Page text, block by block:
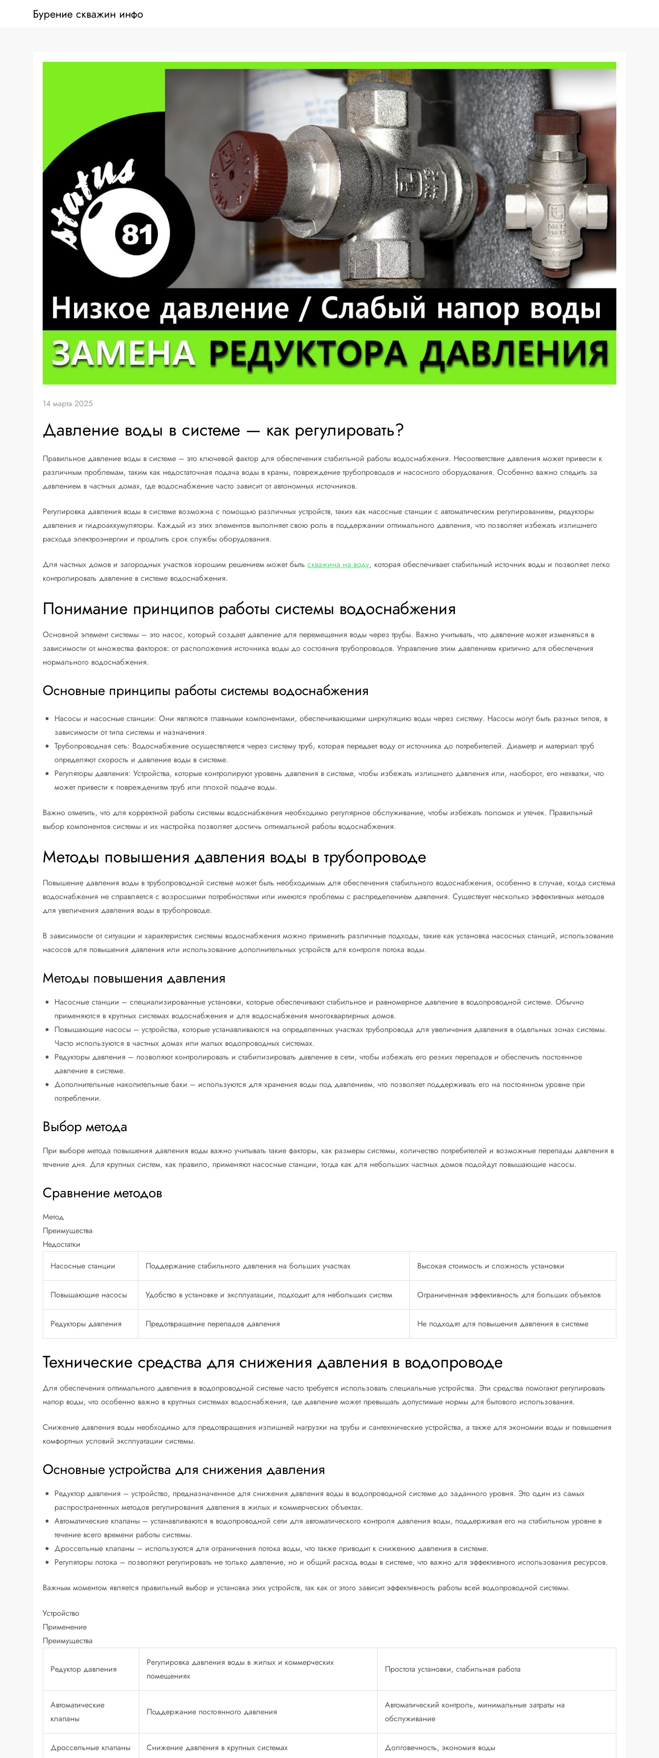
Бурение скважин инфо
14 марта 2025
Давление воды в системе — как регулировать?
Правильное давление воды в системе – это ключевой фактор для обеспечения стабильной работы водоснабжения. Несоответствие давления может привести к
различным проблемам, таким как недостаточная подача воды в краны, повреждение трубопроводов и насосного оборудования. Особенно важно следить за
давлением в частных домах, где водоснабжение часто зависит от автономных источников.
Регулировка давления воды в системе возможна с помощью различных устройств, таких как насосные станции с автоматическим регулированием, редукторы
давления и гидроаккумуляторы. Каждый из этих элементов выполняет свою роль в поддержании оптимального давления, что позволяет избежать излишнего
расхода электроэнергии и продлить срок службы оборудования.
Для частных домов и загородных участков хорошим решением может бытьскважина на воду, которая обеспечивает стабильный источник воды и позволяет легко
контролировать давление в системе водоснабжения.
Понимание принципов работы системы водоснабжения
Основной элемент системы – это насос, который создает давление для перемещения воды через трубы. Важно учитывать, что давление может изменяться в
зависимости от множества факторов: от расположения источника воды до состояния трубопроводов. Управление этим давлением критично для обеспечения
нормального водоснабжения.
Основные принципы работы системы водоснабжения
Насосы и насосные станции: Они являются главными компонентами, обеспечивающими циркуляцию воды через систему. Насосы могут быть разных типов, в
зависимости от типа системы и назначения.
Трубопроводная сеть: Водоснабжение осуществляется через систему труб, которая передает воду от источника до потребителей. Диаметр и материал труб
определяют скорость и давление воды в системе.
Регуляторы давления: Устройства, которые контролируют уровень давления в системе, чтобы избежать излишнего давления или, наоборот, его нехватки, что
может привести к повреждениям труб или плохой подаче воды.
Важно отметить, что для корректной работы системы водоснабжения необходимо регулярное обслуживание, чтобы избежать поломок и утечек. Правильный
выбор компонентов системы и их настройка позволяет достичь оптимальной работы водоснабжения.
Методы повышения давления воды в трубопроводе
Повышение давления воды в трубопроводной системе может быть необходимым для обеспечения стабильного водоснабжения, особенно в случае, когда система
водоснабжения не справляется с возросшими потребностями или имеются проблемы с распределением давления. Существует несколько эффективных методов
для увеличения давления воды в трубопроводе.
В зависимости от ситуации и характеристик системы водоснабжения можно применить различные подходы, такие как установка насосных станций, использование
насосов для повышения давления или использование дополнительных устройств для контроля потока воды.
Методы повышения давления
Насосные станции – специализированные установки, которые обеспечивают стабильное и равномерное давление в водопроводной системе. Обычно
применяются в крупных системах водоснабжения и для водоснабжения многоквартирных домов.
Повышающие насосы – устройства, которые устанавливаются на определенных участках трубопровода для увеличения давления в отдельных зонах системы.
Часто используются в частных домах или малых водопроводных системах.
Редукторы давления – позволяют контролировать и стабилизировать давление в сети, чтобы избежать его резких перепадов и обеспечить постоянное
давление в системе.
Дополнительные накопительные баки – используются для хранения воды под давлением, что позволяет поддерживать его на постоянном уровне при
потреблении.
Выбор метода
При выборе метода повышения давления воды важно учитывать такие факторы, как размеры системы, количество потребителей и возможные перепады давления в
течение дня. Для крупных систем, как правило, применяют насосные станции, тогда как для небольших частных домов подойдут повышающие насосы.
Сравнение методов
Метод
Преимущества
Недостатки
Насосные станции
Поддержание стабильного давления на больших участках Высокая стоимость и сложность установки
Повышающие насосы Удобство в установке и эксплуатации, подходит для небольших систем Ограниченная эффективность для больших объектов
Редукторы давления Предотвращение перепадов давления Не подходят для повышения давления в системе
Технические средства для снижения давления в водопроводе
Для обеспечения оптимального давления в водопроводной системе часто требуется использовать специальные устройства. Эти средства помогают регулировать
напор воды, что особенно важно в крупных системах водоснабжения, где давление может превышать допустимые нормы для бытового использования.
Снижение давления воды необходимо для предотвращения излишней нагрузки на трубы и сантехнические устройства, а также для экономии воды и повышения
комфортных условий эксплуатации системы.
Основные устройства для снижения давления
Редуктор давления – устройство, предназначенное для снижения давления воды в водопроводной системе до заданного уровня. Это один из самых
распространенных методов регулирования давления в жилых и коммерческих объектах.
Автоматические клапаны – устанавливаются в водопроводной сети для автоматического контроля давления воды, поддерживая его на стабильном уровне в
течение всего времени работы системы.
Дроссельные клапаны – используются для ограничения потока воды, что также приводит к снижению давления в системе.
Регуляторы потока – позволяют регулировать не только давление, но и общий расход воды в системе, что важно для эффективного использования ресурсов.
Важным моментом является правильный выбор и установка этих устройств, так как от этого зависит эффективность работы всей водопроводной системы.
Устройство
Применение
Преимущества
Редуктор давления
Регулировка давления воды в жилых и коммерческих
помещениях
Простота установки, стабильная работа
Автоматические
клапаны
Поддержание постоянного давления
Автоматический контроль, минимальные затраты на
обслуживание
Дроссельные клапаны Снижение давления в крупных системах Долговечность, экономия воды